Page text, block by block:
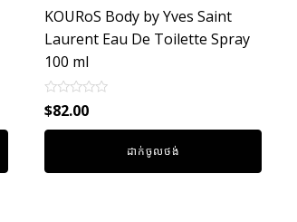
KOURoS Body by Yves Saint
Laurent Eau De Toilette Spray
100 ml
Rated
0
out
$82.00
ដាក់ចូលថង់